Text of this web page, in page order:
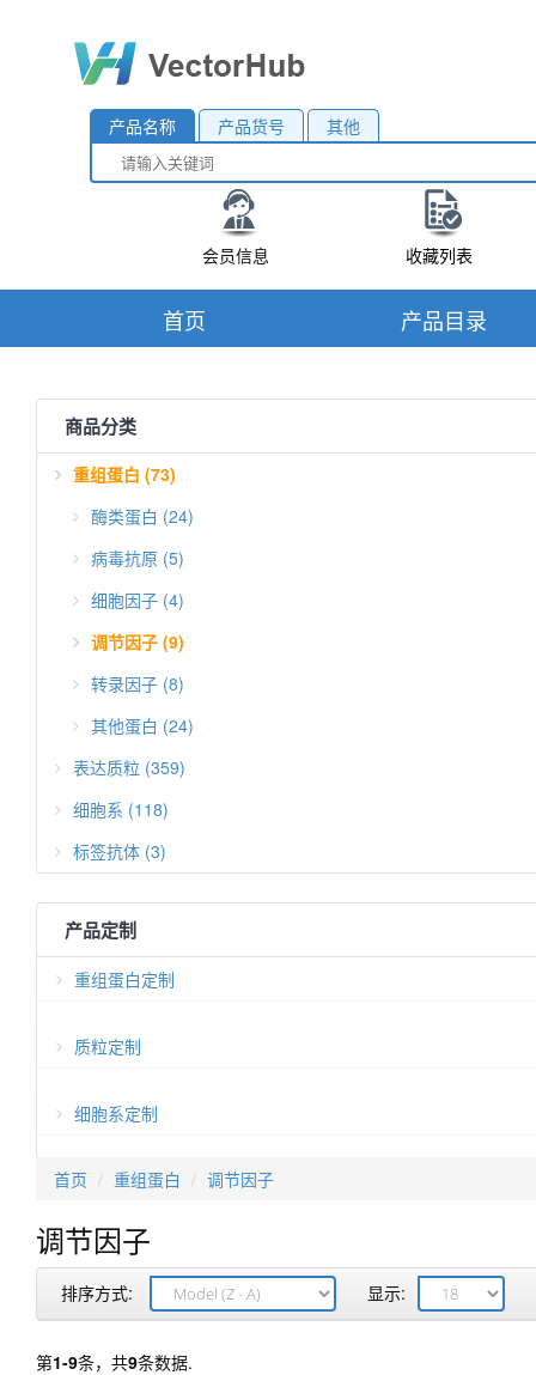
产品名称 产品货号 其他
会员信息 收藏列表
首页 产品目录
商品分类
重组蛋白 (73)
酶类蛋白 (24)
病毒抗原 (5)
细胞因子 (4)
调节因子 (9)
转录因子 (8)
其他蛋白 (24)
表达质粒 (359)
细胞系 (118)
标签抗体 (3)
产品定制
重组蛋白定制
质粒定制
细胞系定制
首页 重组蛋白 调节因子
调节因子
排序方式: 显示:
第1-9条，共9条数据.